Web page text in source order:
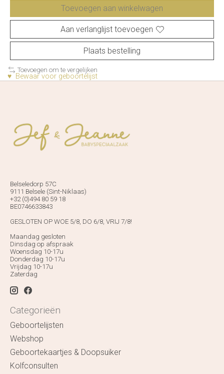
Toevoegen aan winkelwagen
Aan verlanglijst toevoegen
Plaats bestelling
Toevoegen om te vergelijken
♥ Bewaar voor geboortelijst
Belseledorp 57C
9111 Belsele (Sint-Niklaas)
+32 (0)494 80 59 18
BE0746633843
GESLOTEN OP WOE 5/8, DO 6/8, VRIJ 7/8!
Maandag gesloten
Dinsdag op afspraak
Woensdag 10-17u
Donderdag 10-17u
Vrijdag 10-17u
Zaterdag
Categorieën
Geboortelijsten
Webshop
Geboortekaartjes & Doopsuiker
Kolfconsulten